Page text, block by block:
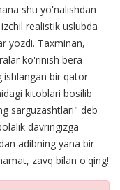
shu yo'nalishdan
realistik uslubda
yozdi. Taxminan,
ko'rinish bera
bir qator
kitoblari bosilib
sarguzashtlari" deb
davringizga
adibning yana bir
zavq bilan o'qing!